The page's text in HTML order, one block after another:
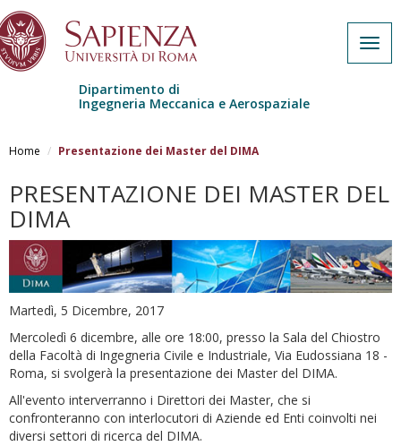
Dipartimento di
Ingegneria Meccanica e Aerospaziale
Home Presentazione dei Master del DIMA
PRESENTAZIONE DEI MASTER DEL
DIMA
Martedì, 5 Dicembre, 2017
Mercoledì 6 dicembre, alle ore 18:00, presso la Sala del Chiostro
della Facoltà di Ingegneria Civile e Industriale, Via Eudossiana 18 -
Roma, si svolgerà la presentazione dei Master del DIMA.
All'evento interverranno i Direttori dei Master, che si
confronteranno con interlocutori di Aziende ed Enti coinvolti nei
diversi settori di ricerca del DIMA.